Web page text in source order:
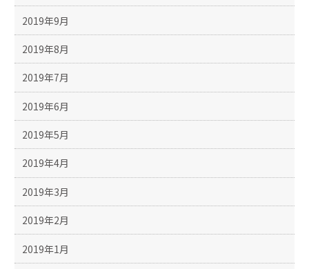
2019年9月
2019年8月
2019年7月
2019年6月
2019年5月
2019年4月
2019年3月
2019年2月
2019年1月